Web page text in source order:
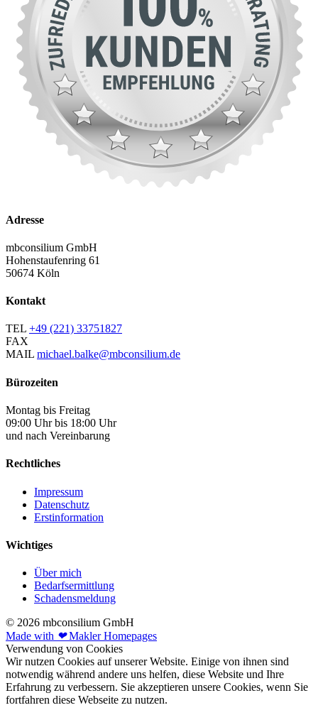
Adresse
mbconsilium GmbH
Hohenstaufenring 61
50674 Köln
Kontakt
TEL +49 (221) 33751827
FAX
MAIL michael.balke@mbconsilium.de
Bürozeiten
Montag bis Freitag
09:00 Uhr bis 18:00 Uhr
und nach Vereinbarung
Rechtliches
Impressum
Datenschutz
Erstinformation
Wichtiges
Über mich
Bedarfsermittlung
Schadensmeldung
© 2026 mbconsilium GmbH
Made with ❤Makler Homepages
Verwendung von Cookies
Wir nutzen Cookies auf unserer Website. Einige von ihnen sind
notwendig während andere uns helfen, diese Website und Ihre
Erfahrung zu verbessern. Sie akzeptieren unsere Cookies, wenn Sie
fortfahren diese Webseite zu nutzen.